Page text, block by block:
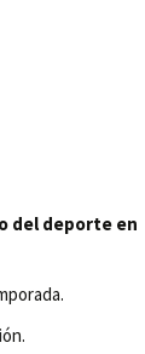
del deporte en